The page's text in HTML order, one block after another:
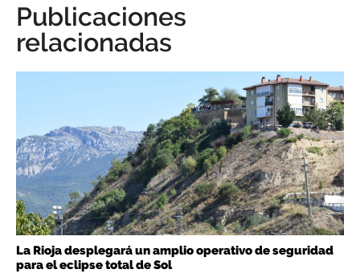
Publicaciones
relacionadas
La Rioja desplegará un amplio operativo de seguridad
para el eclipse total de Sol